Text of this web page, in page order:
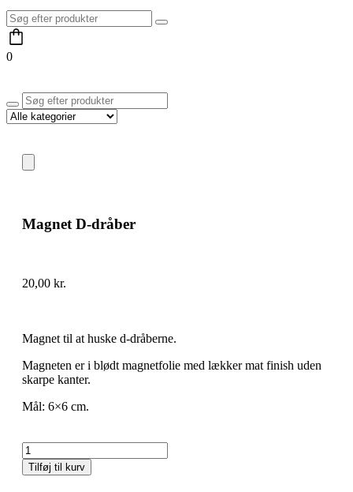
0
Magnet D-dråber
20,00 kr.
Magnet til at huske d-dråberne.
Magneten er i blødt magnetfolie med lækker mat finish uden
skarpe kanter.
Mål: 6×6 cm.
Tilføj til kurv